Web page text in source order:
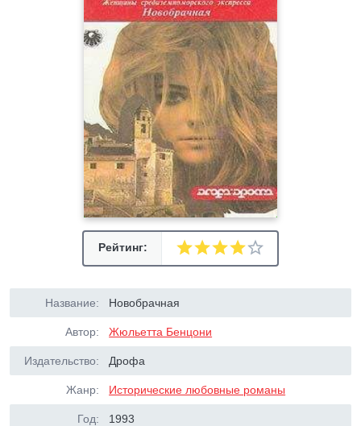
Рейтинг:
Название: Новобрачная
Автор: Жюльетта Бенцони
Издательство: Дрофа
Жанр: Исторические любовные романы
Год: 1993